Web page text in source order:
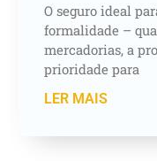
O seguro ideal
formalidade –
mercadorias, a
prioridade para
LER MAIS